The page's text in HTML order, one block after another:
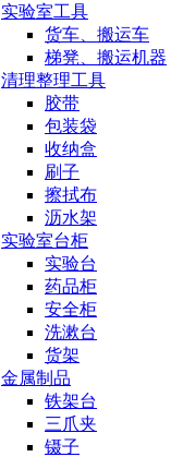
实验室工具
货车、搬运车
梯凳、搬运机器
清理整理工具
胶带
包装袋
收纳盒
刷子
擦拭布
沥水架
实验室台柜
实验台
药品柜
安全柜
洗漱台
货架
金属制品
铁架台
三爪夹
镊子